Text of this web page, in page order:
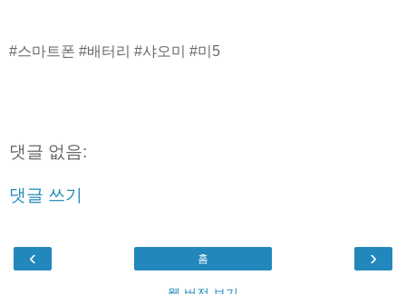
#스마트폰 #배터리 #샤오미 #미5
댓글 없음:
댓글 쓰기
‹ ›
홈